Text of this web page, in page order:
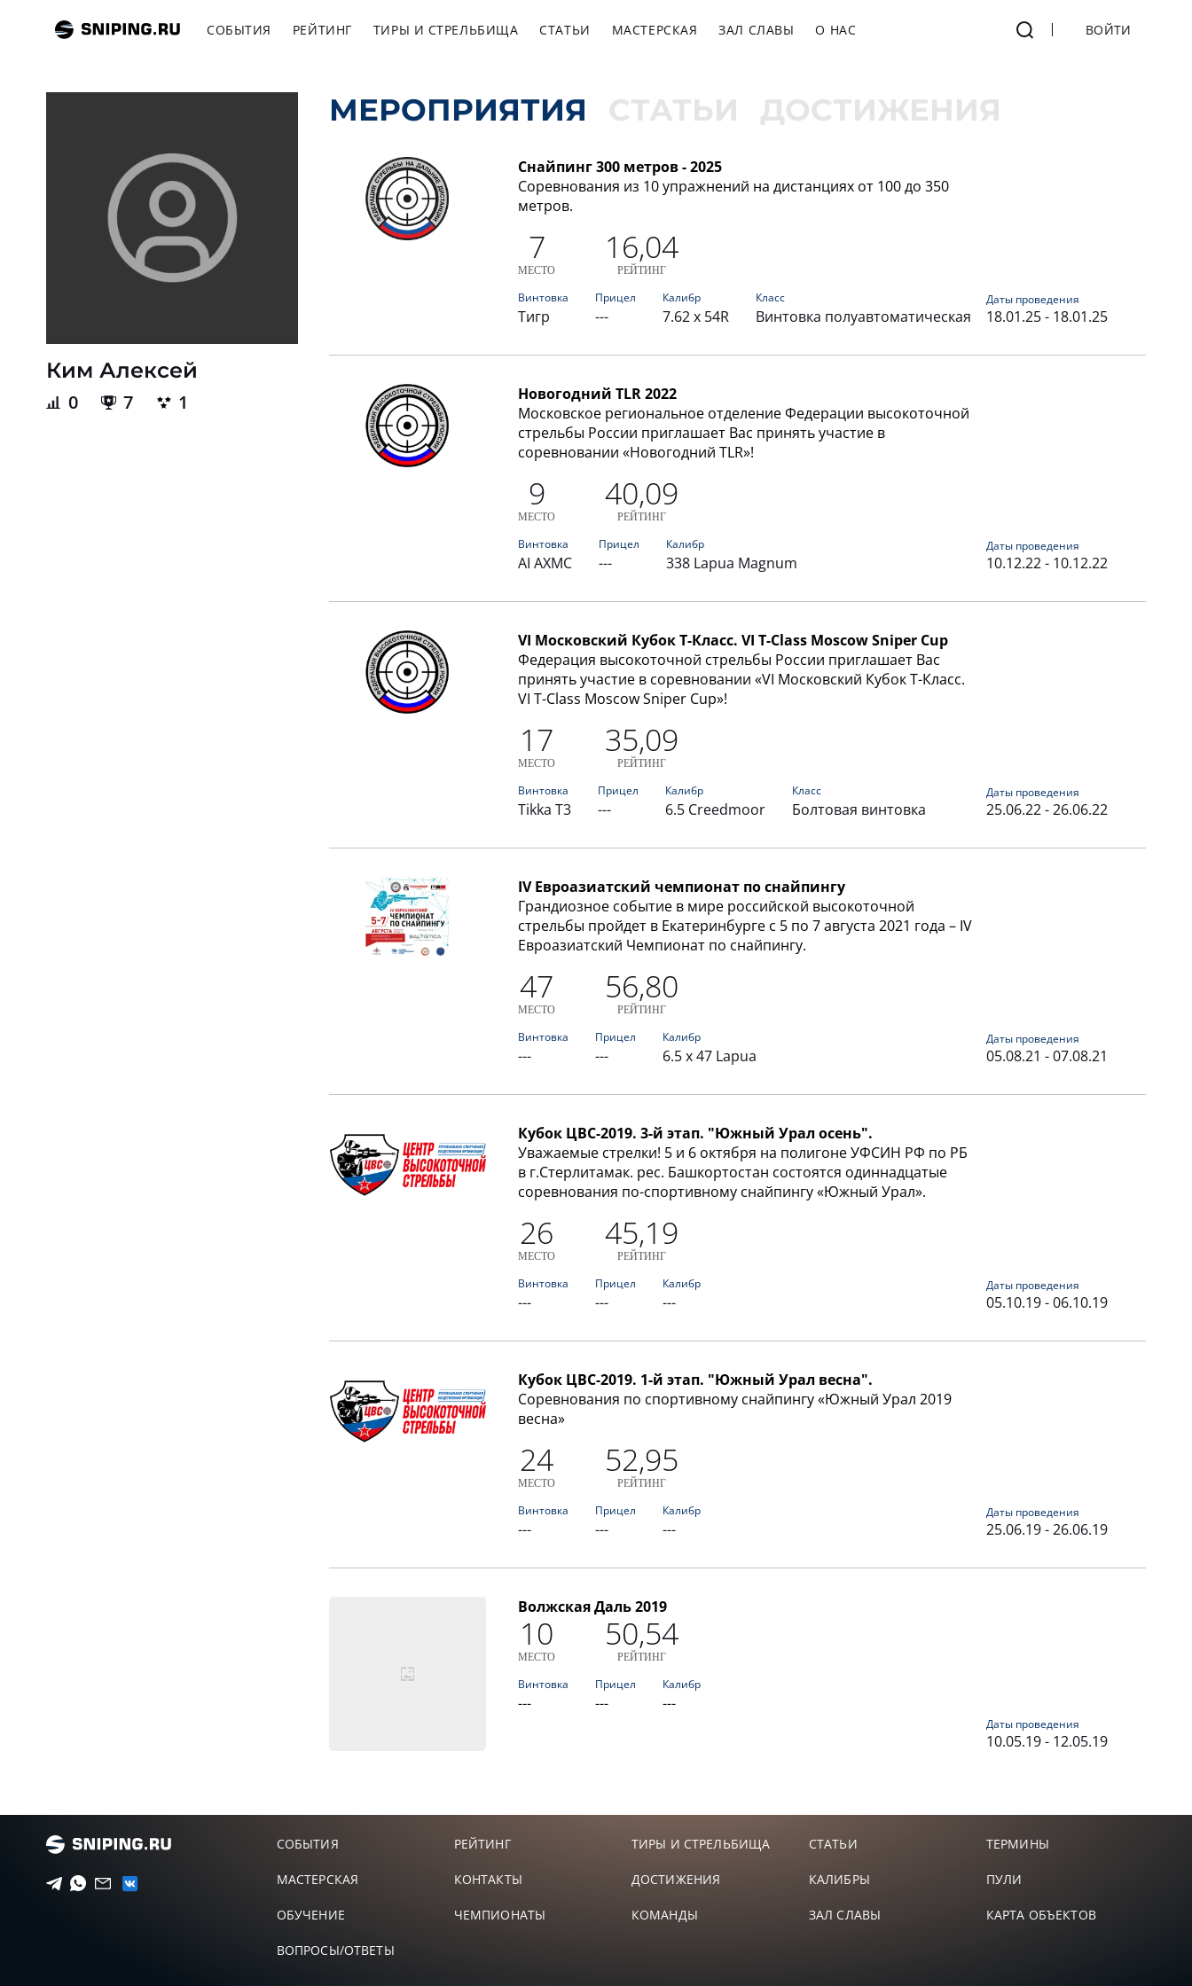
СОБЫТИЯ РЕЙТИНГ ТИРЫ И СТРЕЛЬБИЩА СТАТЬИ МАСТЕРСКАЯ ЗАЛ СЛАВЫ О НАС ВОЙТИ
Ким Алексей
0 7 1
МЕРОПРИЯТИЯ СТАТЬИ ДОСТИЖЕНИЯ
Снайпинг 300 метров - 2025
Соревнования из 10 упражнений на дистанциях от 100 до 350
метров.
7
МЕСТО
16,04
РЕЙТИНГ
Винтовка
Тигр
Прицел
---
Калибр
7.62 x 54R
Класс
Винтовка полуавтоматическая
Даты проведения
18.01.25 - 18.01.25
Новогодний TLR 2022
Московское региональное отделение Федерации высокоточной
стрельбы России приглашает Вас принять участие в
соревновании «Новогодний TLR»!
9
МЕСТО
40,09
РЕЙТИНГ
Винтовка
AI AXMC
Прицел
---
Калибр
338 Lapua Magnum
Даты проведения
10.12.22 - 10.12.22
VI Московский Кубок Т-Класс. VI T-Class Moscow Sniper Cup
Федерация высокоточной стрельбы России приглашает Вас
принять участие в соревновании «VI Московский Кубок Т-Класс.
VI T-Class Moscow Sniper Cup»!
17
МЕСТО
35,09
РЕЙТИНГ
Винтовка
Tikka T3
Прицел
---
Калибр
6.5 Creedmoor
Класс
Болтовая винтовка
Даты проведения
25.06.22 - 26.06.22
IV Евроазиатский чемпионат по снайпингу
Грандиозное событие в мире российской высокоточной
стрельбы пройдет в Екатеринбурге с 5 по 7 августа 2021 года – IV
Евроазиатский Чемпионат по снайпингу.
47
МЕСТО
56,80
РЕЙТИНГ
Винтовка
---
Прицел
---
Калибр
6.5 x 47 Lapua
Даты проведения
05.08.21 - 07.08.21
Кубок ЦВС-2019. 3-й этап. "Южный Урал осень".
Уважаемые стрелки! 5 и 6 октября на полигоне УФСИН РФ по РБ
в г.Стерлитамак. рес. Башкортостан состоятся одиннадцатые
соревнования по-спортивному снайпингу «Южный Урал».
26
МЕСТО
45,19
РЕЙТИНГ
Винтовка
---
Прицел
---
Калибр
---
Даты проведения
05.10.19 - 06.10.19
Кубок ЦВС-2019. 1-й этап. "Южный Урал весна".
Соревнования по спортивному снайпингу «Южный Урал 2019
весна»
24
МЕСТО
52,95
РЕЙТИНГ
Винтовка
---
Прицел
---
Калибр
---
Даты проведения
25.06.19 - 26.06.19
Волжская Даль 2019
10
МЕСТО
50,54
РЕЙТИНГ
Винтовка
---
Прицел
---
Калибр
---
Даты проведения
10.05.19 - 12.05.19
СОБЫТИЯ РЕЙТИНГ ТИРЫ И СТРЕЛЬБИЩА СТАТЬИ ТЕРМИНЫ
МАСТЕРСКАЯ КОНТАКТЫ ДОСТИЖЕНИЯ КАЛИБРЫ ПУЛИ
ОБУЧЕНИЕ ЧЕМПИОНАТЫ КОМАНДЫ ЗАЛ СЛАВЫ КАРТА ОБЪЕКТОВ
ВОПРОСЫ/ОТВЕТЫ